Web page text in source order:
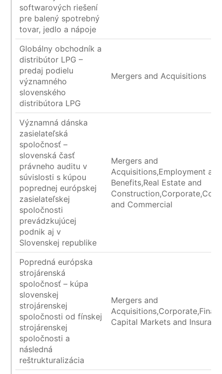
softwarových riešení
pre balený spotrebný
tovar, jedlo a nápoje
Globálny obchodník a
distribútor LPG –
predaj podielu
významného
slovenského
distribútora LPG
Mergers and Acquisitions
Významná dánska
zasielateľská
spoločnosť –
slovenská časť
právneho auditu v
súvislosti s kúpou
poprednej európskej
zasielateľskej
spoločnosti
prevádzkujúcej
podnik aj v
Slovenskej republike
Mergers and
Acquisitions,Employment and
Benefits,Real Estate and
and Commercial
Popredná európska
strojárenská
spoločnosť – kúpa
slovenskej
strojárenskej
spoločnosti od fínskej
strojárenskej
spoločnosti a
následná
reštrukturalizácia
Mergers and
Capital Markets and